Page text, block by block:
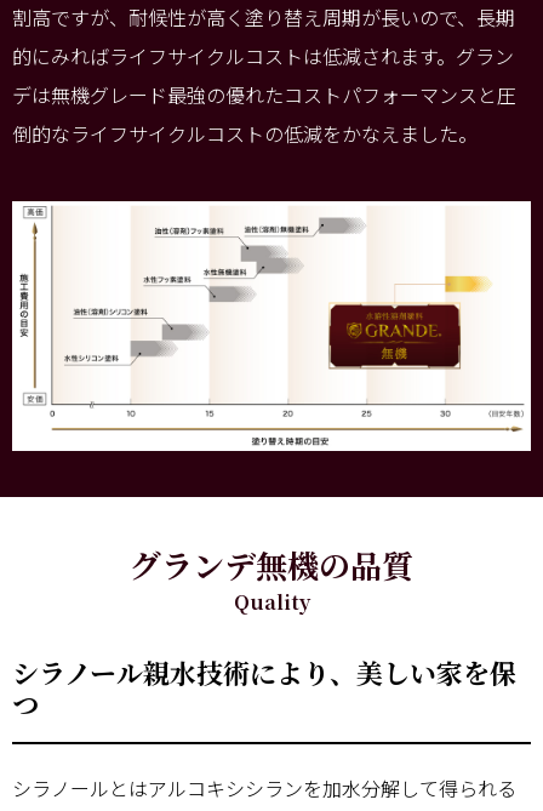
割高ですが、耐候性が高く塗り替え周期が長いので、長期
的にみればライフサイクルコストは低減されます。グラン
デは無機グレード最強の優れたコストパフォーマンスと圧
倒的なライフサイクルコストの低減をかなえました。
グランデ無機の品質
Quality
シラノール親水技術により、美しい家を保
つ
シラノールとはアルコキシシランを加水分解して得られる